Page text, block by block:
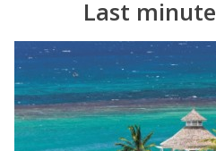
Last minute